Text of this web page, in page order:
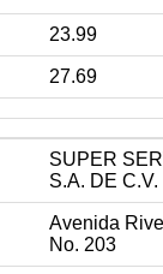
23.99
27.69
SUPER
S.A. DE C.V.
Avenida
No. 203